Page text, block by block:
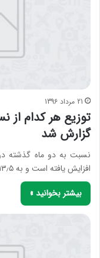
21 مرداد 1396
توزیع هر کدام از
گزارش شد
افزایش یافته است و به ۱۳٫۵ درصد…
بیشتر بخوانید »